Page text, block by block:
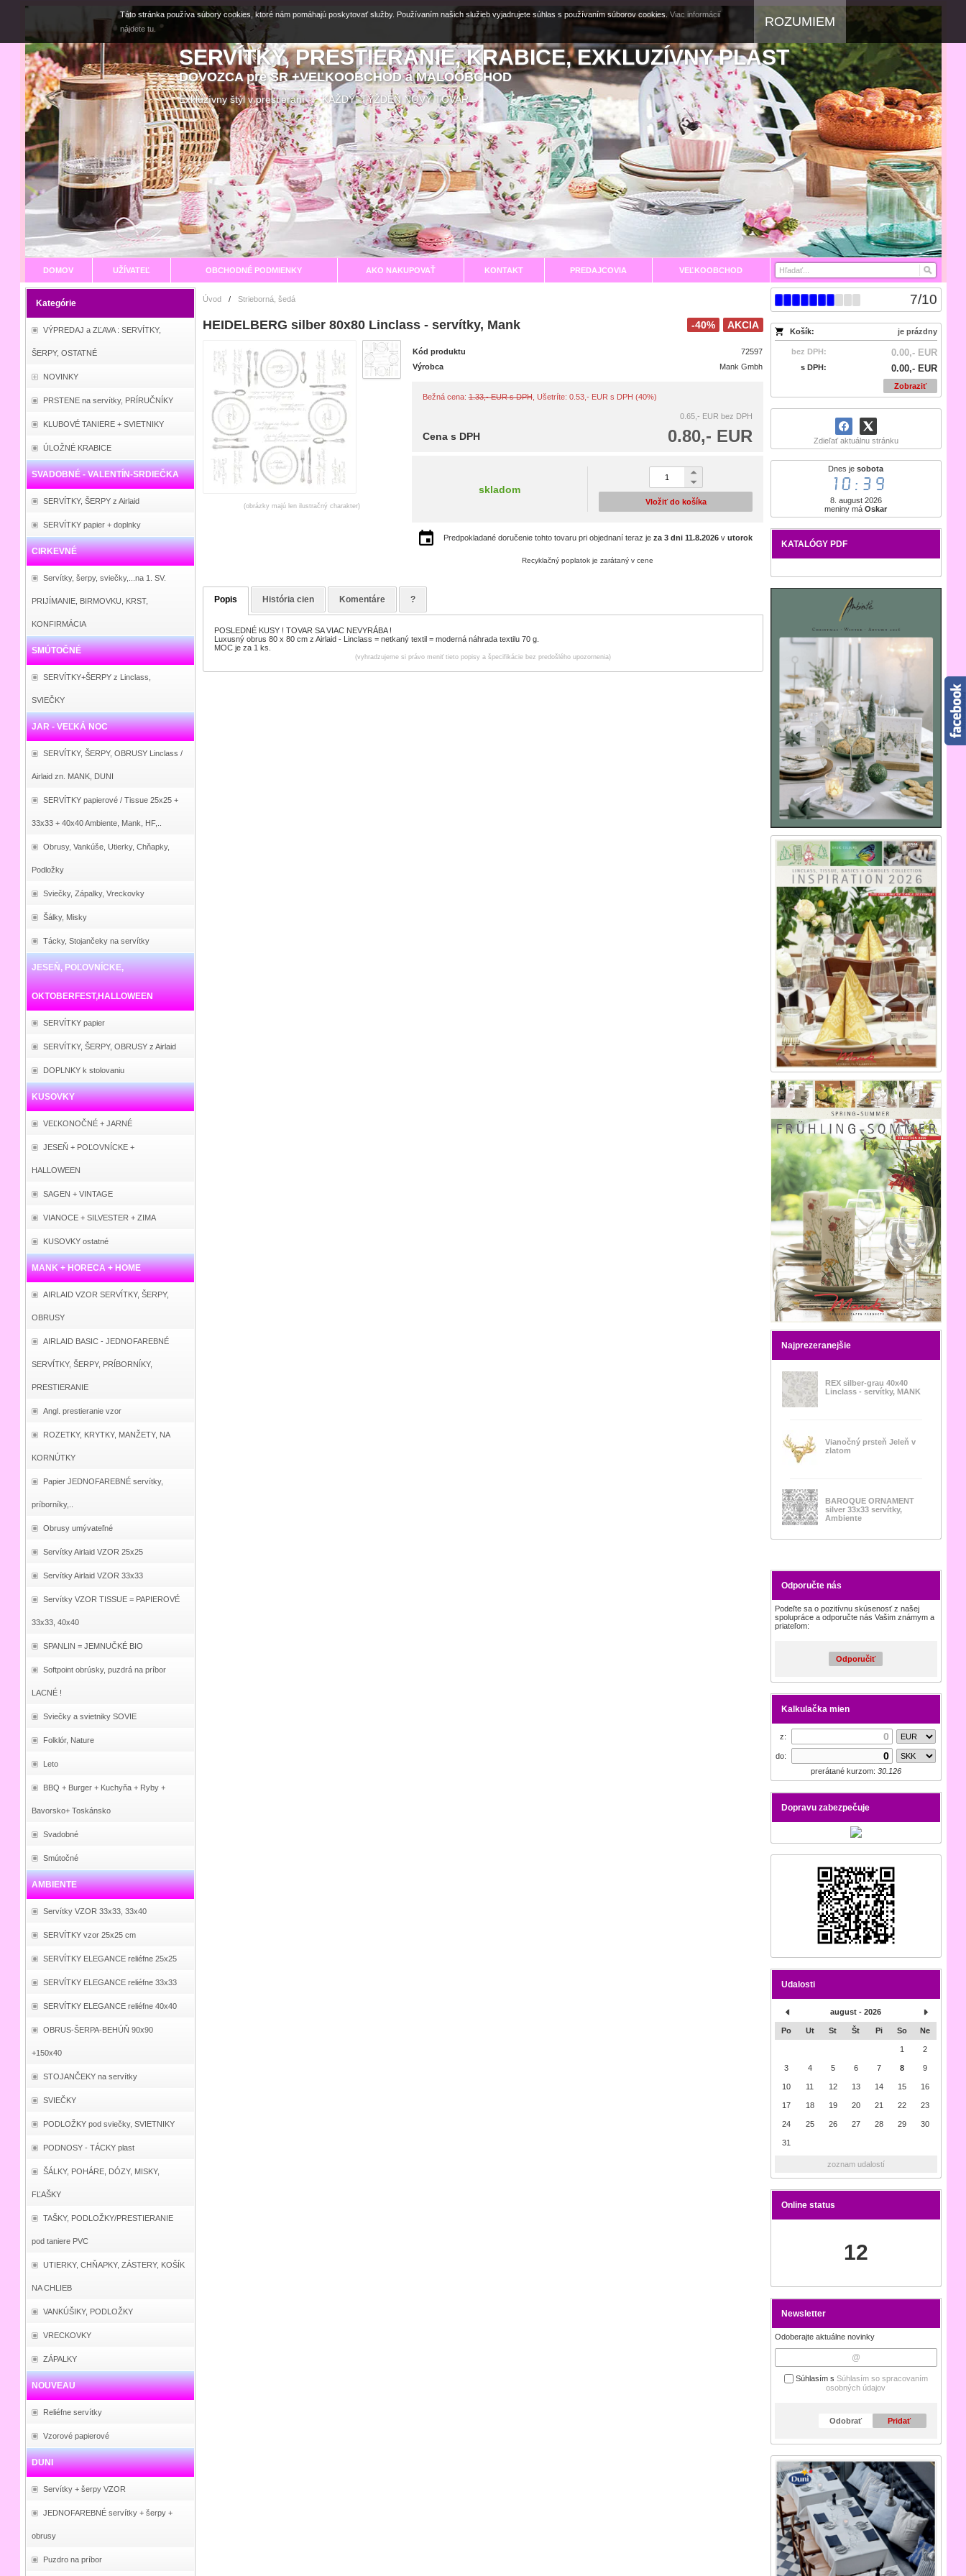
SERVÍTKY, PRESTIERANIE, KRABICE, EXKLUZÍVNY PLAST
DOVOZCA pre SR +VEĽKOOBCHOD a MALOOBCHOD
Exkluzívny štýl v prestieraní KAŽDÝ TÝŽDEŇ NOVÝ TOVAR
DOMOV UŽÍVATEĽ OBCHODNÉ PODMIENKY AKO NAKUPOVAŤ KONTAKT PREDAJCOVIA VEĽKOOBCHOD
Kategórie
VÝPREDAJ a ZĽAVA : SERVÍTKY,
ŠERPY, OSTATNÉ
NOVINKY
PRSTENE na servítky, PRÍRUČNÍKY
KLUBOVÉ TANIERE + SVIETNIKY
ÚLOŽNÉ KRABICE
SVADOBNÉ - VALENTÍN-SRDIEČKA
SERVÍTKY, ŠERPY z Airlaid
SERVÍTKY papier + doplnky
CIRKEVNÉ
Servítky, šerpy, sviečky,...na 1. SV.
PRIJÍMANIE, BIRMOVKU, KRST,
KONFIRMÁCIA
SMÚTOČNÉ
SERVÍTKY+ŠERPY z Linclass,
SVIEČKY
JAR - VEĽKÁ NOC
SERVÍTKY, ŠERPY, OBRUSY Linclass /
Airlaid zn. MANK, DUNI
SERVÍTKY papierové / Tissue 25x25 +
33x33 + 40x40 Ambiente, Mank, HF,..
Obrusy, Vankúše, Utierky, Chňapky,
Podložky
Sviečky, Zápalky, Vreckovky
Šálky, Misky
Tácky, Stojančeky na servítky
JESEŇ, POĽOVNÍCKE,
OKTOBERFEST,HALLOWEEN
SERVÍTKY papier
SERVÍTKY, ŠERPY, OBRUSY z Airlaid
DOPLNKY k stolovaniu
KUSOVKY
VEĽKONOČNÉ + JARNÉ
JESEŇ + POĽOVNÍCKE +
HALLOWEEN
SAGEN + VINTAGE
VIANOCE + SILVESTER + ZIMA
KUSOVKY ostatné
MANK + HORECA + HOME
AIRLAID VZOR SERVÍTKY, ŠERPY,
OBRUSY
AIRLAID BASIC - JEDNOFAREBNÉ
SERVÍTKY, ŠERPY, PRÍBORNÍKY,
PRESTIERANIE
Angl. prestieranie vzor
ROZETKY, KRYTKY, MANŽETY, NA
KORNÚTKY
Papier JEDNOFAREBNÉ servítky,
príborníky,..
Obrusy umývateľné
Servítky Airlaid VZOR 25x25
Servítky Airlaid VZOR 33x33
Servítky VZOR TISSUE = PAPIEROVÉ
33x33, 40x40
SPANLIN = JEMNUČKÉ BIO
Softpoint obrúsky, puzdrá na príbor
LACNÉ !
Sviečky a svietniky SOVIE
Folklór, Nature
Leto
BBQ + Burger + Kuchyňa + Ryby +
Bavorsko+ Toskánsko
Svadobné
Smútočné
AMBIENTE
Servítky VZOR 33x33, 33x40
SERVÍTKY vzor 25x25 cm
SERVÍTKY ELEGANCE reliéfne 25x25
SERVÍTKY ELEGANCE reliéfne 33x33
SERVÍTKY ELEGANCE reliéfne 40x40
OBRUS-ŠERPA-BEHÚŇ 90x90
+150x40
STOJANČEKY na servítky
SVIEČKY
PODLOŽKY pod sviečky, SVIETNIKY
PODNOSY - TÁCKY plast
ŠÁLKY, POHÁRE, DÓZY, MISKY,
FĽAŠKY
TAŠKY, PODLOŽKY/PRESTIERANIE
pod taniere PVC
UTIERKY, CHŇAPKY, ZÁSTERY, KOŠÍK
NA CHLIEB
VANKÚŠIKY, PODLOŽKY
VRECKOVKY
ZÁPALKY
NOUVEAU
Reliéfne servítky
Vzorové papierové
DUNI
Servítky + šerpy VZOR
JEDNOFAREBNÉ servítky + šerpy +
obrusy
Puzdro na príbor
7/10
Košík: je prázdny
bez DPH: 0.00,- EUR
s DPH: 0.00,- EUR
Zobraziť
Zdieľať aktuálnu stránku
Dnes jesobota
10:39
8. august 2026
meniny máOskar
KATALÓGY PDF
Najprezeranejšie
REX silber-grau 40x40
Linclass - servítky, MANK
Vianočný prsteň Jeleň v
zlatom
BAROQUE ORNAMENT
silver 33x33 servítky,
Ambiente
Odporučte nás
Podeľte sa o pozitívnu skúsenosť z našej
spolupráce a odporučte nás Vašim známym a
priateľom:
Odporučiť
Kalkulačka mien
z:
do:
prerátané kurzom: 30.126
Dopravu zabezpečuje
Udalosti
august - 2026
Po Ut St Št Pi So Ne
1 2
3 4 5 6 7 8 9
10 11 12 13 14 15 16
17 18 19 20 21 22 23
24 25 26 27 28 29 30
31
zoznam udalostí
Online status
12
Newsletter
Odoberajte aktuálne novinky
Súhlasím s Súhlasím so spracovaním
osobných údajov
Odobrať Pridať
Úvod / Strieborná, šedá
AKCIA
-40%
HEIDELBERG silber 80x80 Linclass - servítky, Mank
(obrázky majú len ilustračný charakter)
Kód produktu
72597
Výrobca
Mank Gmbh
Bežná cena:1.33,- EUR s DPH, Ušetríte: 0.53,- EUR s DPH (40%)
0.65,- EUR bez DPH
0.80,- EUR
Cena s DPH
skladom
Vložiť do košíka
Predpokladané doručenie tohto tovaru pri objednaní teraz je za 3 dni 11.8.2026v utorok
Recyklačný poplatok je zarátaný v cene
Popis História cien Komentáre ?
POSLEDNÉ KUSY ! TOVAR SA VIAC NEVYRÁBA !
Luxusný obrus 80 x 80 cm z Airlaid - Linclass = netkaný textil = moderná náhrada textilu 70 g.
MOC je za 1 ks.
(vyhradzujeme si právo meniť tieto popisy a špecifikácie bez predošlého upozornenia)
Táto stránka používa súbory cookies, ktoré nám pomáhajú poskytovať služby. Používaním našich služieb vyjadrujete súhlas s používaním súborov cookies. Viac informácií
nájdete tu.
ROZUMIEM